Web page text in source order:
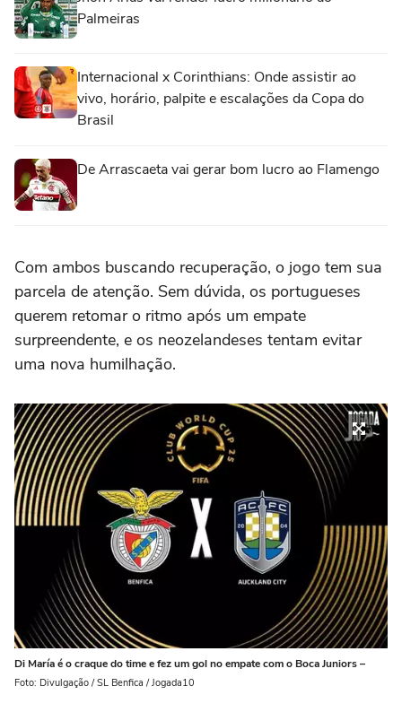
Palmeiras
Internacional x Corinthians: Onde assistir ao
vivo, horário, palpite e escalações da Copa do
Brasil
De Arrascaeta vai gerar bom lucro ao Flamengo
Com ambos buscando recuperação, o jogo tem sua
parcela de atenção. Sem dúvida, os portugueses
querem retomar o ritmo após um empate
surpreendente, e os neozelandeses tentam evitar
uma nova humilhação.
Di María é o craque do time e fez um gol no empate com o Boca Juniors –
Foto: Divulgação / SL Benfica / Jogada10